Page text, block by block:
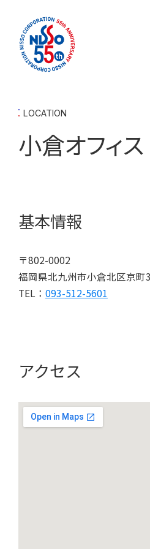
小倉オフィス
LOCATION
基本情報
〒802-0002
福岡県北九州市小倉北区京
TEL： 093-512-5601
アクセス